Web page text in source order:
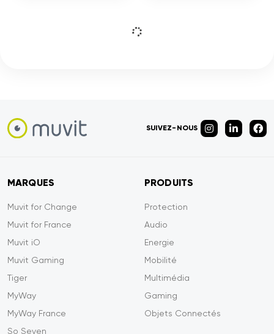
SUIVEZ-NOUS
MARQUES
Muvit for Change
Muvit for France
Muvit iO
Muvit Gaming
Tiger
MyWay
MyWay France
So Seven
PRODUITS
Protection
Audio
Energie
Mobilité
Multimédia
Gaming
Objets Connectés